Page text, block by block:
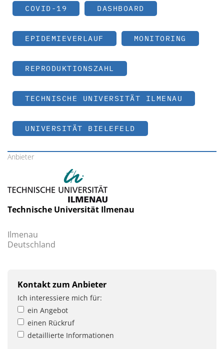
COVID-19 DASHBOARD
EPIDEMIEVERLAUF MONITORING
REPRODUKTIONSZAHL
TECHNISCHE UNIVERSITÄT ILMENAU
UNIVERSITÄT BIELEFELD
Anbieter
Technische Universität Ilmenau
Ilmenau
Deutschland
Kontakt zum Anbieter
Ich interessiere mich für:
ein Angebot
einen Rückruf
detaillierte Informationen